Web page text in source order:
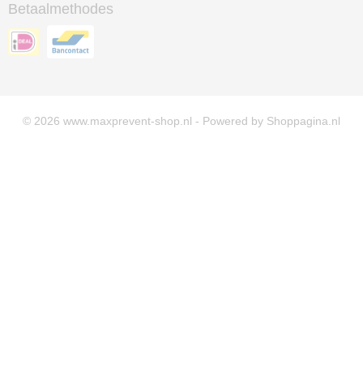
Betaalmethodes
© 2026 www.maxprevent-shop.nl - Powered by Shoppagina.nl